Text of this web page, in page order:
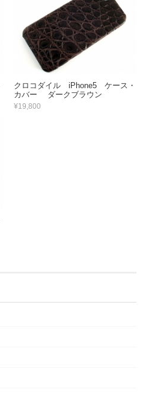
クロコダイル iPhone5 ケース・
カバー ダークブラウン
¥19,800